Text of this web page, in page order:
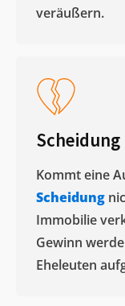
veräußern. ​
Scheidung
Kommt eine
Scheidung
Immobilie
Gewinn
Eheleuten